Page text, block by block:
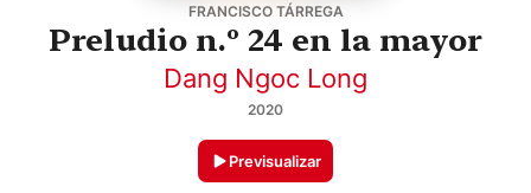
FRANCISCO TÁRREGA
Preludio n.º 24 en la mayor
Dang Ngoc Long
2020
Previsualizar